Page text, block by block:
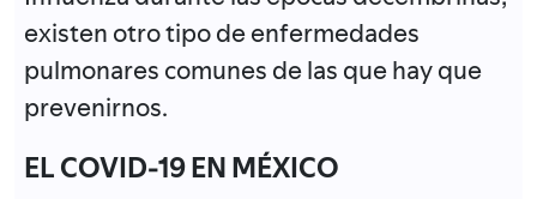
existen otro tipo de enfermedades
pulmonares comunes de las que hay que
prevenirnos.
EL COVID-19 EN MÉXICO